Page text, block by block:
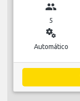
group
5
miscellaneous_services
Automático